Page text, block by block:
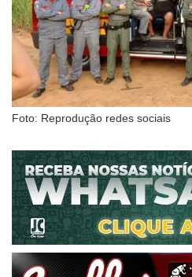
Foto: Reprodução redes sociais